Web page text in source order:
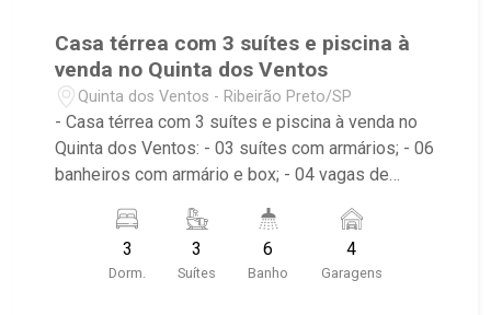
Casa térrea com 3 suítes e piscina à
venda no Quinta dos Ventos
Quinta dos Ventos - Ribeirão Preto/SP
- Casa térrea com 3 suítes e piscina à venda no
Quinta dos Ventos: - 03 suítes com armários; - 06
banheiros com armário e box; - 04 vagas de
- Sala de TV; - Home Theater; - Escritório; -
Cozinha Americana; - Despensa; - Área de
Serviço com banheiro; - Quintal; - Corredor lateral;
3
Dorm.
3
Suítes
6
Banho
4
Garagens